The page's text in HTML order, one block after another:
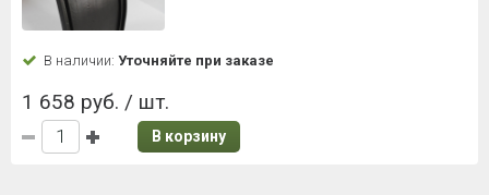
В наличии: Уточняйте при заказе
1 658 руб. / шт.
В корзину